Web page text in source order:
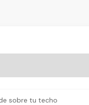
sobre tu techo